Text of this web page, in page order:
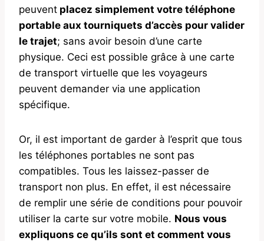
peuvent placez simplement votre téléphone
portable aux tourniquets d’accès pour valider
le trajet; sans avoir besoin d’une carte
physique. Ceci est possible grâce à une carte
de transport virtuelle que les voyageurs
peuvent demander via une application
spécifique.
Or, il est important de garder à l’esprit que tous
les téléphones portables ne sont pas
compatibles. Tous les laissez-passer de
transport non plus. En effet, il est nécessaire
de remplir une série de conditions pour pouvoir
utiliser la carte sur votre mobile. Nous vous
expliquons ce qu’ils sont et comment vous